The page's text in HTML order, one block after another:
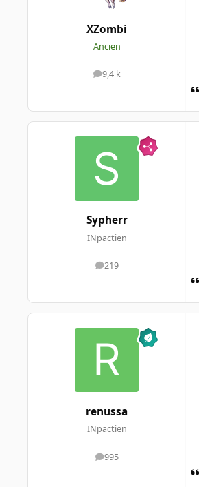
XZombi
Ancien
9,4 k
messages
Sypherr
INpactien
219
messages
renussa
INpactien
995
messages